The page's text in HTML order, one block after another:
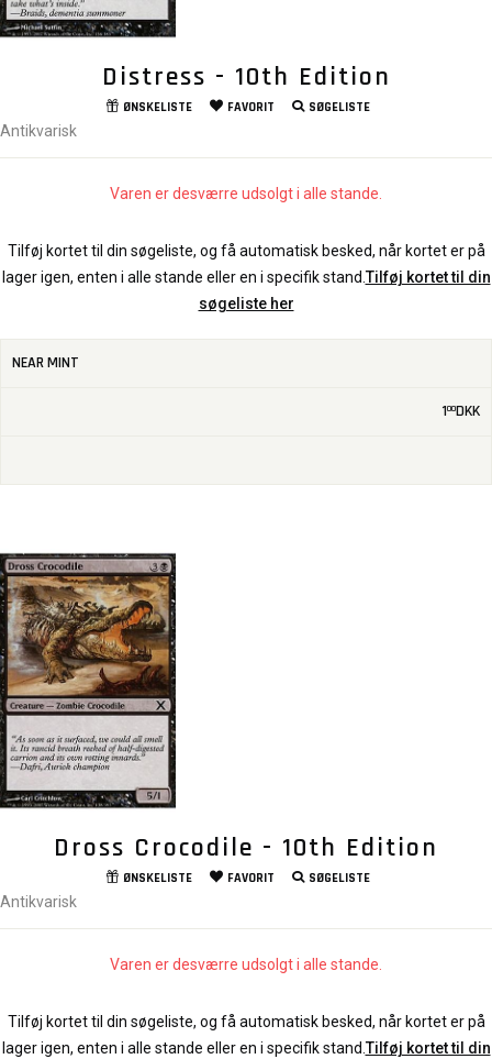
Distress - 10th Edition
ØNSKELISTE FAVORIT SØGELISTE
Antikvarisk
Varen er desværre udsolgt i alle stande.
Tilføj kortet til din søgeliste, og få automatisk besked, når kortet er på
lager igen, enten i alle stande eller en i specifik stand. Tilføj kortet til din
søgeliste her
NEAR MINT
100DKK
Dross Crocodile - 10th Edition
ØNSKELISTE FAVORIT SØGELISTE
Antikvarisk
Varen er desværre udsolgt i alle stande.
Tilføj kortet til din søgeliste, og få automatisk besked, når kortet er på
lager igen, enten i alle stande eller en i specifik stand.Tilføj kortet til din